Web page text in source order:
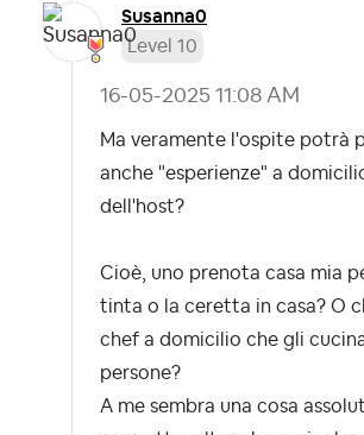
Susanna0
Level 10
‎16-05-2025 11:08 AM
Ma veramente l'ospite potrà
anche "esperienze" a
dell'host?
Cioè, uno prenota casa mia
tinta o la ceretta in casa? O
chef a domicilio che gli
persone?
A me sembra una cosa